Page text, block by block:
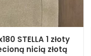
STELLA 1 złoty
nicią złotą